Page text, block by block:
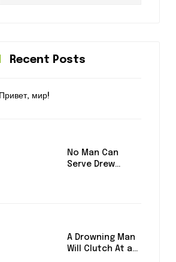
Recent Posts
Привет, мир!
No Man Can
Serve Drew
A Drowning Man
Will Clutch At a